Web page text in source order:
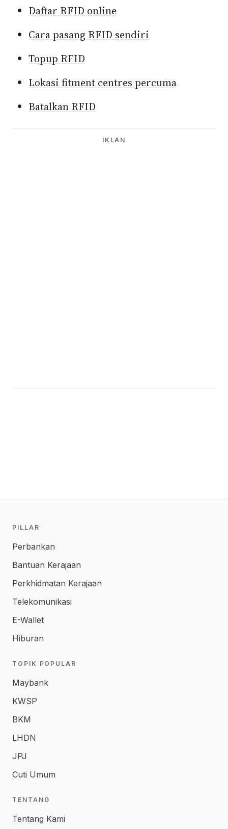
Daftar RFID online
Cara pasang RFID sendiri
Topup RFID
Lokasi fitment centres percuma
Batalkan RFID
IKLAN
PILLAR
Perbankan
Bantuan Kerajaan
Perkhidmatan Kerajaan
Telekomunikasi
E-Wallet
Hiburan
TOPIK POPULAR
Maybank
KWSP
BKM
LHDN
JPJ
Cuti Umum
TENTANG
Tentang Kami